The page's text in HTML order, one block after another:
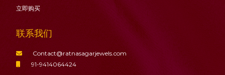
立即购买
联系我们
Contact@ratnasagarjewels.com
91-9414064424